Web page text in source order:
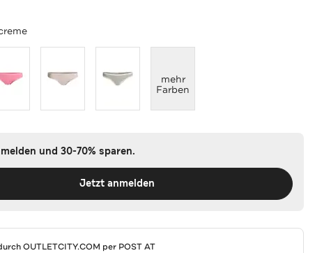
mehr
Farben
und 30-70% sparen.
Jetzt anmelden
OUTLETCITY.COM per POST AT